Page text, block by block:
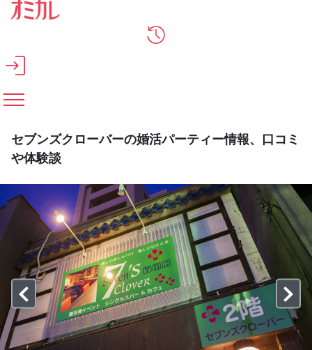
メインコンテンツへスキップ
セブンズクローバーの婚活パーティー情報、口コミ
や体験談